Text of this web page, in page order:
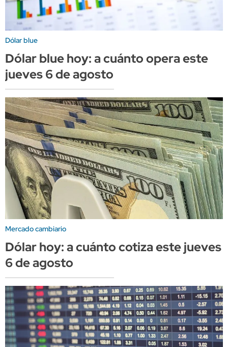
Dólar blue
Dólar blue hoy: a cuánto opera este
jueves 6 de agosto
Mercado cambiario
Dólar hoy: a cuánto cotiza este jueves
6 de agosto